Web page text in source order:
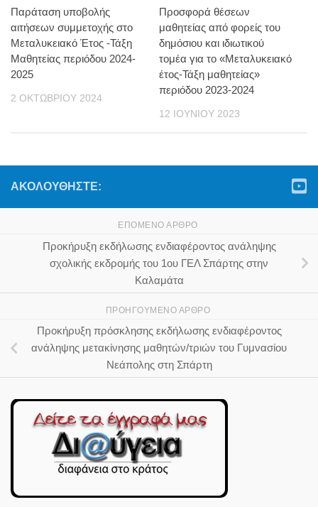
Παράταση υποβολής
αιτήσεων συμμετοχής στο
Μεταλυκειακό Έτος -Τάξη
Μαθητείας περιόδου 2024-
2025
2 ΟΚΤΩΒΡΊΟΥ 2024
Προσφορά θέσεων
μαθητείας από φορείς του
δημόσιου και ιδιωτικού
τομέα για το «Μεταλυκειακό
έτος-Τάξη μαθητείας»
περιόδου 2023-2024
12 ΙΟΥΝΊΟΥ 2023
ΑΚΟΛΟΥΘΉΣΤΕ:
ΕΠΌΜΕΝΟ ΆΡΘΡΟ
Προκήρυξη εκδήλωσης ενδιαφέροντος ανάληψης
σχολικής εκδρομής του 1ου ΓΕΛ Σπάρτης στην
Καλαμάτα
ΠΡΟΗΓΟΎΜΕΝΟ ΆΡΘΡΟ
Προκήρυξη πρόσκλησης εκδήλωσης ενδιαφέροντος
ανάληψης μετακίνησης μαθητών/τριών του Γυμνασίου
Νεάπολης στη Σπάρτη